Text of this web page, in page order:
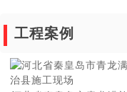
工程案例